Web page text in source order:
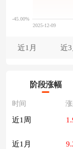
近1月 近3
阶段涨幅
时间
近1周
近1月